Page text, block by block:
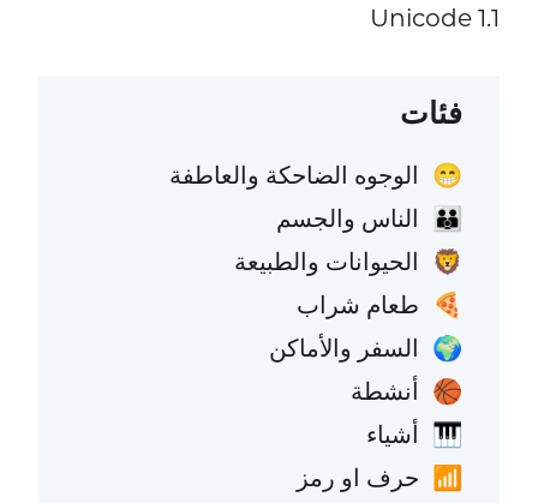
Unicode 1.1
فئات
😁 الوجوه الضاحكة والعاطفة
👪 الناس والجسم
🦁 الحيوانات والطبيعة
🍕 طعام شراب
🌍 السفر والأماكن
🏀 أنشطة
🎹 أشياء
📶 حرف او رمز